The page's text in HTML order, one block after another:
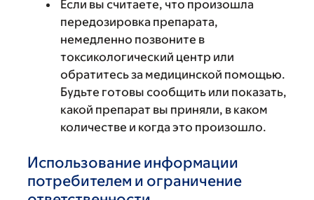
Если вы считаете, что произошла
передозировка препарата,
немедленно позвоните в
токсикологический центр или
обратитесь за медицинской помощью.
Будьте готовы сообщить или показать,
какой препарат вы приняли, в каком
количестве и когда это произошло.
Использование информации
потребителем и ограничение